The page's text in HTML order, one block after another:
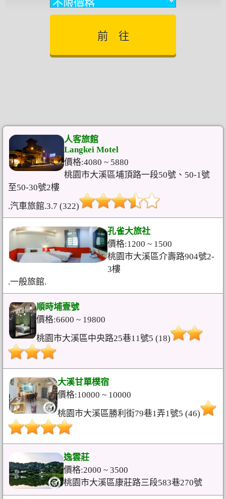
人客旅館
Langkei Motel
價格:4080 ~ 5880
桃園市大溪區埔頂路一段50號、50-1號
至50-30號2樓
.汽車旅館.3.7 (322)
孔雀大旅社
價格:1200 ~ 1500
桃園市大溪區介壽路904號2-
3樓
.一般旅館.
順時埔壹號
價格:6600 ~ 19800
桃園市大溪區中央路25巷11號5 (18)
大溪甘單樸宿
價格:10000 ~ 10000
桃園市大溪區勝利街79巷1弄1號5 (46)
逸雲莊
價格:2000 ~ 3500
桃園市大溪區康莊路三段583巷270號